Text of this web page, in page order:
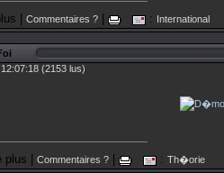
| Commentaires ? : International
(2153 lus)
plus | Commentaires ? : Th�orie